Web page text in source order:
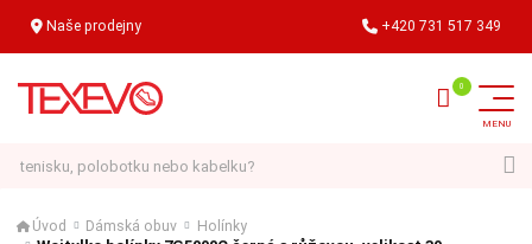
Naše prodejny +420 731 517 349
Úvod Dámská obuv Holínky